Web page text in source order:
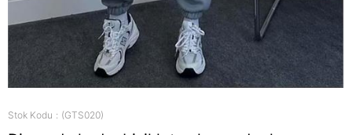
Stok Kodu (GTS020)